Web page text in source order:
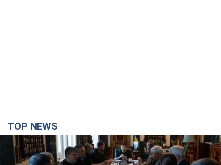
TOP NEWS